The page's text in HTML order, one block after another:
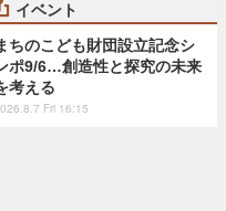
イベント
ちのこども財団設立記念シ
ポ9/6…創造性と探究の未来
考える
Fri 16:15